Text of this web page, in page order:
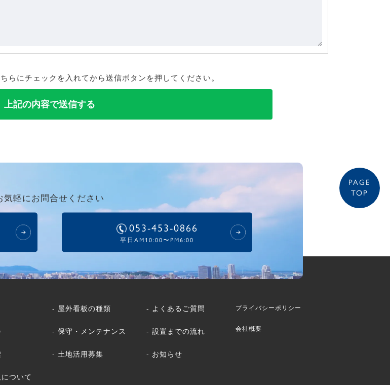
らにチェックを入れてから送信ボタンを押してください。
気軽にお問合せください
053-453-0866
平日AM10:00〜PM6:00
ついて
- 屋外看板の種類
- 保守・メンテナンス
- 土地活用募集
- よくあるご質問
- 設置までの流れ
- お知らせ
プライバシーポリシー
会社概要
PAGE
TOP